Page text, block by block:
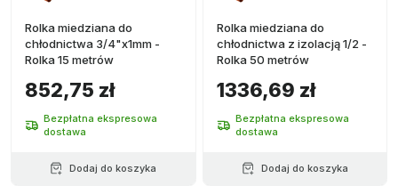
Rolka miedziana do
chłodnictwa 3/4"x1mm -
Rolka 15 metrów
852,75 zł
Bezpłatna ekspresowa
dostawa
Dodaj do koszyka
Rolka miedziana do
chłodnictwa z izolacją 1/2 -
Rolka 50 metrów
1336,69 zł
Bezpłatna ekspresowa
dostawa
Dodaj do koszyka